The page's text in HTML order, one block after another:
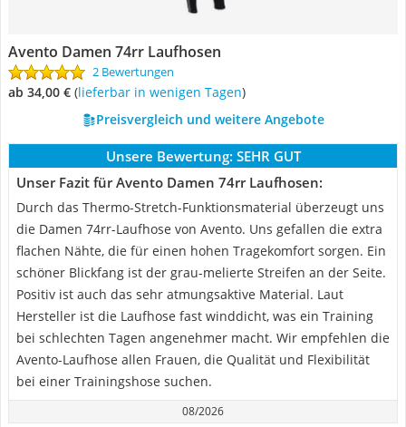
Avento Damen 74rr Laufhosen
2 Bewertungen
ab 34,00 € ( Lieferbar in wenigen Tagen)
Preisvergleich und weitere Angebote
Unsere Bewertung: SEHR GUT
Unser Fazit für Avento Damen 74rr Laufhosen:
Durch das Thermo-Stretch-Funktionsmaterial überzeugt uns
die Damen 74rr-Laufhose von Avento. Uns gefallen die extra
flachen Nähte, die für einen hohen Tragekomfort sorgen. Ein
schöner Blickfang ist der grau-melierte Streifen an der Seite.
Positiv ist auch das sehr atmungsaktive Material. Laut
Hersteller ist die Laufhose fast winddicht, was ein Training
bei schlechten Tagen angenehmer macht. Wir empfehlen die
Avento-Laufhose allen Frauen, die Qualität und Flexibilität
bei einer Trainingshose suchen.
08/2026